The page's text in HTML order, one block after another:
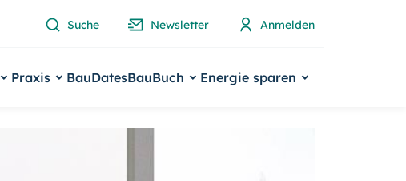
Suche Newsletter Anmelden
Praxis BauDatesBauBuch Energie sparen